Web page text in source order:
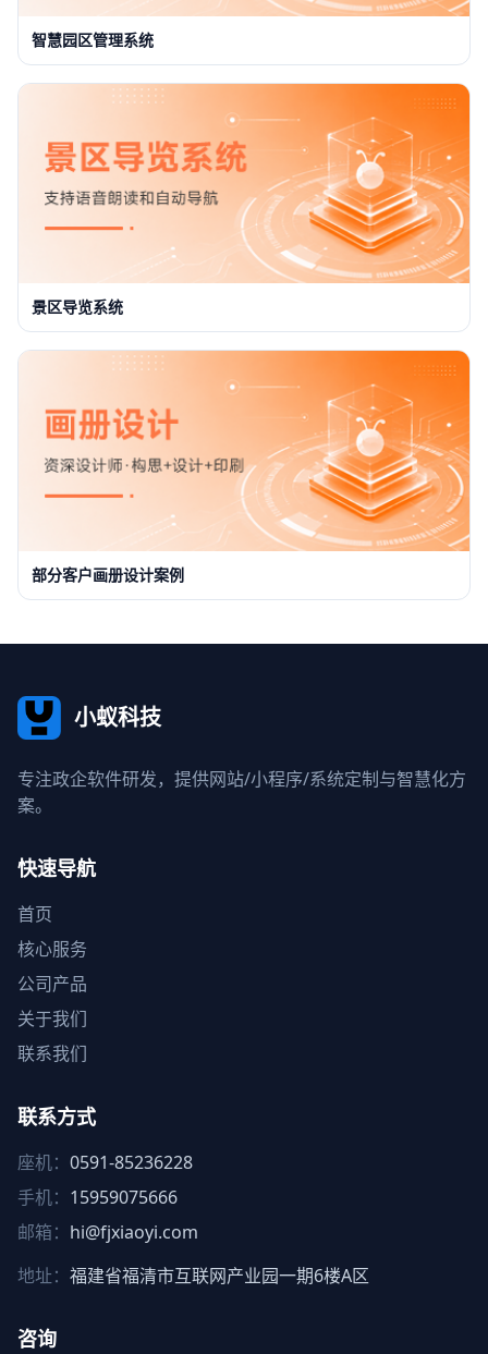
智慧园区管理系统
景区导览系统
部分客户画册设计案例
小蚁科技
专注政企软件研发，提供网站/小程序/系统定制与智慧化方
案。
快速导航
首页
核心服务
公司产品
关于我们
联系我们
联系方式
座机： 0591-85236228
手机： 15959075666
邮箱： hi@fjxiaoyi.com
地址： 福建省福清市互联网产业园一期6楼A区
咨询